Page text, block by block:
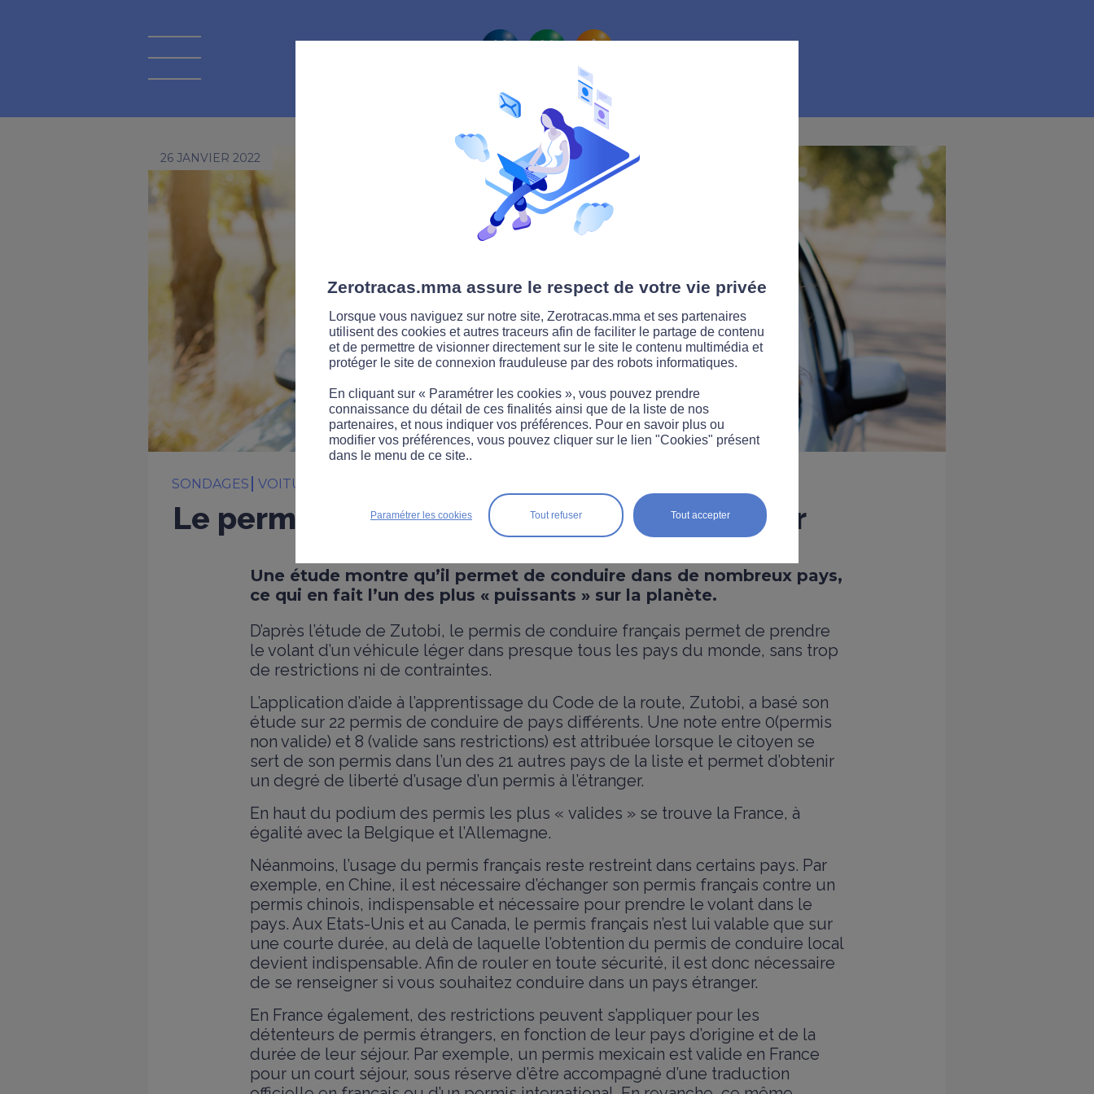
La route Zérotracas
26 JANVIER 2022
SONDAGES VOITURE
Le permis français facilitateur à l’étranger
Une étude montre qu’il permet de conduire dans de nombreux pays,
ce qui en fait l’un des plus « puissants » sur la planète.
D’après l’étude de Zutobi, le permis de conduire français permet de prendre
le volant d’un véhicule léger dans presque tous les pays du monde, sans trop
de restrictions ni de contraintes.
L’application d’aide à l’apprentissage du Code de la route, Zutobi, a basé son
étude sur 22 permis de conduire de pays différents. Une note entre 0(permis
non valide) et 8 (valide sans restrictions) est attribuée lorsque le citoyen se
sert de son permis dans l’un des 21 autres pays de la liste et permet d’obtenir
un degré de liberté d’usage d’un permis à l’étranger.
En haut du podium des permis les plus « valides » se trouve la France, à
égalité avec la Belgique et l’Allemagne.
Néanmoins, l’usage du permis français reste restreint dans certains pays. Par
exemple, en Chine, il est nécessaire d’échanger son permis français contre un
permis chinois, indispensable et nécessaire pour prendre le volant dans le
pays. Aux Etats-Unis et au Canada, le permis français n’est lui valable que sur
une courte durée, au delà de laquelle l’obtention du permis de conduire local
devient indispensable. Afin de rouler en toute sécurité, il est donc nécessaire
de se renseigner si vous souhaitez conduire dans un pays étranger.
En France également, des restrictions peuvent s’appliquer pour les
détenteurs de permis étrangers, en fonction de leur pays d’origine et de la
durée de leur séjour. Par exemple, un permis mexicain est valide en France
pour un court séjour, sous réserve d’être accompagné d’une traduction
Zerotracas.mma assure le respect de votre vie privée
Lorsque vous naviguez sur notre site, Zerotracas.mma et ses partenaires
utilisent des cookies et autres traceurs afin de faciliter le partage de contenu
et de permettre de visionner directement sur le site le contenu multimédia et
protéger le site de connexion frauduleuse par des robots informatiques.
En cliquant sur « Paramétrer les cookies », vous pouvez prendre
connaissance du détail de ces finalités ainsi que de la liste de nos
partenaires, et nous indiquer vos préférences. Pour en savoir plus ou
modifier vos préférences, vous pouvez cliquer sur le lien "Cookies" présent
dans le menu de ce site..
Tout accepter
Tout refuser
Paramétrer les cookies